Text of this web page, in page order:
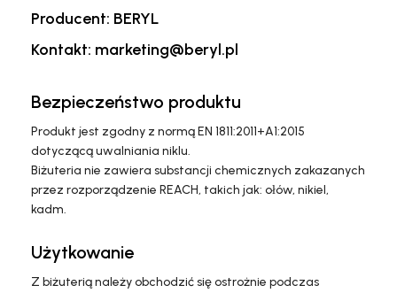
Producent: BERYL
Kontakt: marketing@beryl.pl
Bezpieczeństwo produktu
Produkt jest zgodny z normą EN 1811:2011+A1:2015
dotyczącą uwalniania niklu.
Biżuteria nie zawiera substancji chemicznych zakazanych
przez rozporządzenie REACH, takich jak: ołów, nikiel,
kadm.
Użytkowanie
Z biżuterią należy obchodzić się ostrożnie podczas